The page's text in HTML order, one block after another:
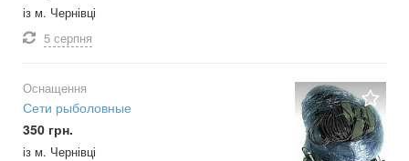
із м. Чернівці
5 серпня
Оснащення
Сети рыболовные
350 грн.
із м. Чернівці